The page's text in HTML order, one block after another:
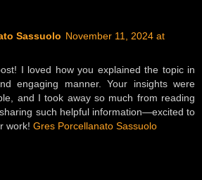
Sassuolo November 11, 2024 at
I loved how you explained the topic in
engaging manner. Your insights were
and I took away so much from reading
such helpful information—excited to
work! Gres Porcellanato Sassuolo